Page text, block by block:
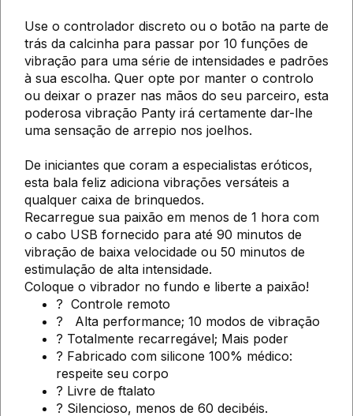
Use o controlador discreto ou o botão na parte de
trás da calcinha para passar por 10 funções de
vibração para uma série de intensidades e padrões
à sua escolha. Quer opte por manter o controlo
ou deixar o prazer nas mãos do seu parceiro, esta
poderosa vibração Panty irá certamente dar-lhe
uma sensação de arrepio nos joelhos.
De iniciantes que coram a especialistas eróticos,
esta bala feliz adiciona vibrações versáteis a
qualquer caixa de brinquedos.
Recarregue sua paixão em menos de 1 hora com
o cabo USB fornecido para até 90 minutos de
vibração de baixa velocidade ou 50 minutos de
estimulação de alta intensidade.
Coloque o vibrador no fundo e liberte a paixão!
? Controle remoto
?
Alta performance; 10 modos de vibração
? Totalmente recarregável; Mais poder
? Fabricado com silicone 100% médico:
respeite seu corpo
? Livre de ftalato
? Silencioso, menos de 60 decibéis.